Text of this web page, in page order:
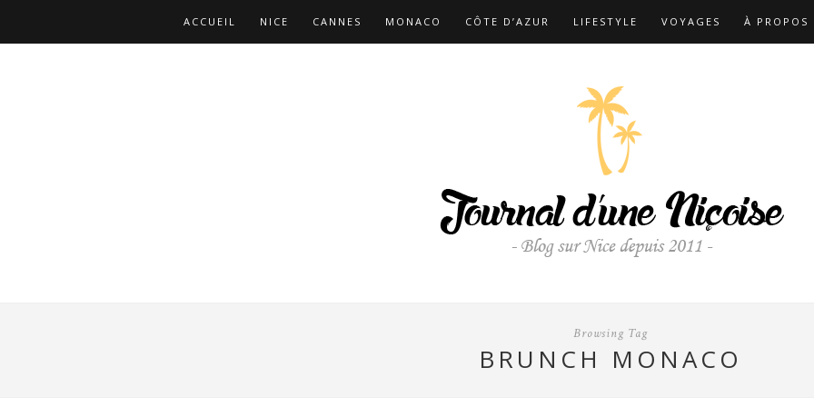
ACCUEIL NICE CANNES MONACO CÔTE D’AZUR LIFESTYLE VOYAGES À PROPOS
Browsing Tag
BRUNCH MONACO